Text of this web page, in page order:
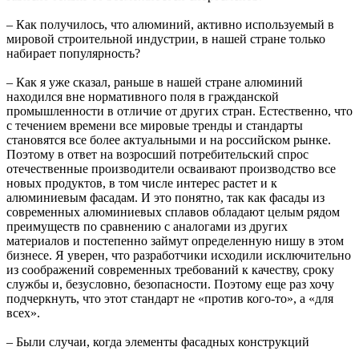
– Как получилось, что алюминий, активно используемый в
мировой строительной индустрии, в нашей стране только
набирает популярность?
– Как я уже сказал, раньше в нашей стране алюминий
находился вне нормативного поля в гражданской
промышленности в отличие от других стран. Естественно, что
с течением времени все мировые тренды и стандарты
становятся все более актуальными и на российском рынке.
Поэтому в ответ на возросший потребительский спрос
отечественные производители осваивают производство все
новых продуктов, в том числе интерес растет и к
алюминиевым фасадам. И это понятно, так как фасады из
современных алюминиевых сплавов обладают целым рядом
преимуществ по сравнению с аналогами из других
материалов и постепенно займут определенную нишу в этом
бизнесе. Я уверен, что разработчики исходили исключительно
из соображений современных требований к качеству, сроку
службы и, безусловно, безопасности. Поэтому еще раз хочу
подчеркнуть, что этот стандарт не «против кого-то», а «для
всех».
– Были случаи, когда элементы фасадных конструкций